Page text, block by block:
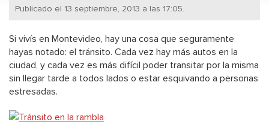
Publicado el 13 septiembre, 2013 a las 17:05.
Si vivís en Montevideo, hay una cosa que seguramente
hayas notado: el tránsito. Cada vez hay más autos en la
ciudad, y cada vez es más difícil poder transitar por la misma
sin llegar tarde a todos lados o estar esquivando a personas
estresadas.